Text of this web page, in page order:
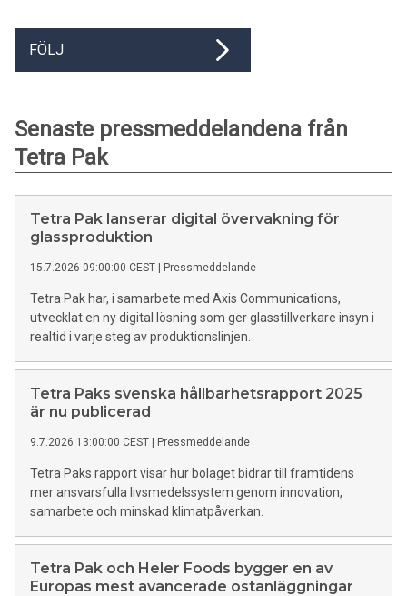
FÖLJ
Senaste pressmeddelandena från
Tetra Pak
Tetra Pak lanserar digital övervakning för
glassproduktion
15.7.2026 09:00:00 CEST Pressmeddelande
Tetra Pak har, i samarbete med Axis Communications,
utvecklat en ny digital lösning som ger glasstillverkare insyn i
realtid i varje steg av produktionslinjen.
Tetra Paks svenska hållbarhetsrapport 2025
är nu publicerad
9.7.2026 13:00:00 CEST Pressmeddelande
Tetra Paks rapport visar hur bolaget bidrar till framtidens
mer ansvarsfulla livsmedelssystem genom innovation,
samarbete och minskad klimatpåverkan.
Tetra Pak och Heler Foods bygger en av
Europas mest avancerade ostanläggningar